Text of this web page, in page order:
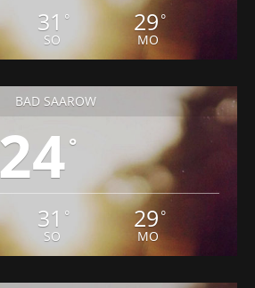
31 °
SO
29 °
MO
BAD SAAROW
24°
31 °
SO
29 °
MO